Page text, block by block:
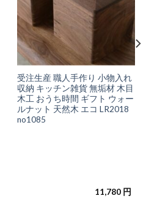
受注生産 職人手作り 小物入れ
収納 キッチン雑貨 無垢材 木目
木工 おうち時間 ギフト ウォー
ルナット 天然木 エコ LR2018
no1085
11,780 円